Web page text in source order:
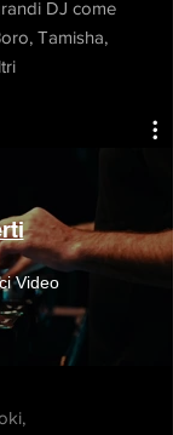
DJ come
Tamisha,
Video